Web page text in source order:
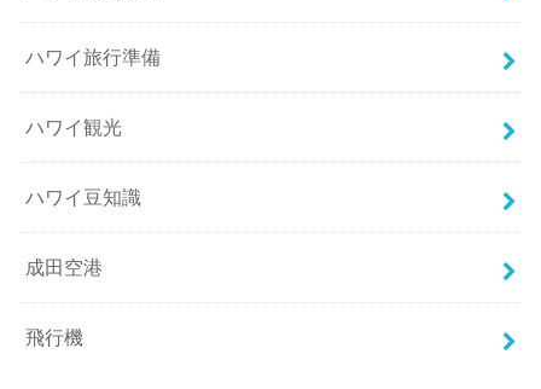
ハワイ旅行準備
ハワイ観光
ハワイ豆知識
成田空港
飛行機